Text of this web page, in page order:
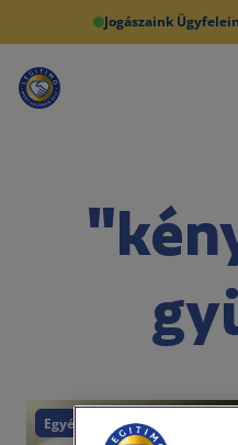
Jogászaink
Egyéb